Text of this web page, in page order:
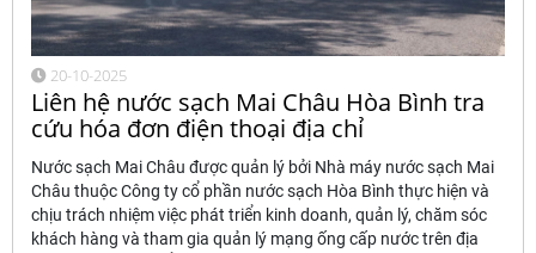
20-10-2025
Liên hệ nước sạch Mai Châu Hòa Bình tra
cứu hóa đơn điện thoại địa chỉ
Nước sạch Mai Châu được quản lý bởi Nhà máy nước sạch Mai
Châu thuộc Công ty cổ phần nước sạch Hòa Bình thực hiện và
chịu trách nhiệm việc phát triển kinh doanh, quản lý, chăm sóc
khách hàng và tham gia quản lý mạng ống cấp nước trên địa